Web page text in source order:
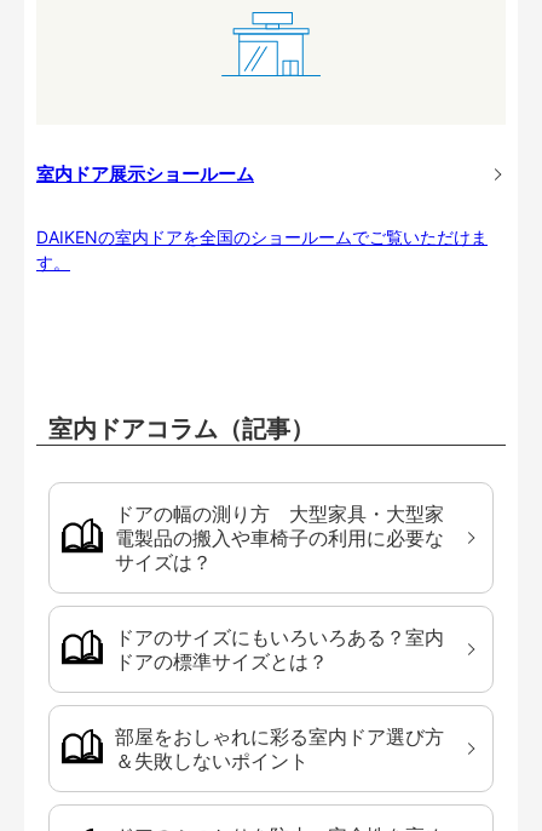
室内ドア展示ショールーム
DAIKENの室内ドアを全国のショールームでご覧いただけま
す。
室内ドアコラム（記事）
ドアの幅の測り方 大型家具・大型家
電製品の搬入や車椅子の利用に必要な
サイズは？
ドアのサイズにもいろいろある？室内
ドアの標準サイズとは？
部屋をおしゃれに彩る室内ドア選び方
＆失敗しないポイント